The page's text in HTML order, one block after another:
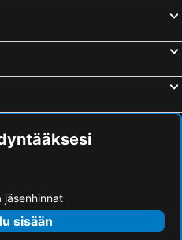
Stuttgart, Baden-Wuerttemberg Hotellit
jäsenhinnat
sisään